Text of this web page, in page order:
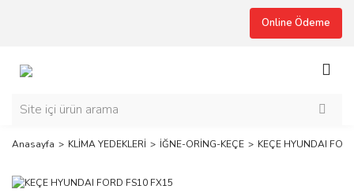
Online Ödeme
Anasayfa KLİMA YEDEKLERİ İĞNE-ORİNG-KEÇE KEÇE HYUNDAI